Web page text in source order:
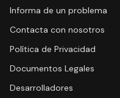
Informa de un problema
Contacta con nosotros
Política de Privacidad
Documentos Legales
Desarrolladores